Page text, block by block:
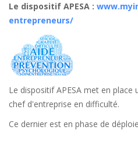
Le dispositif APESA :
entrepreneurs/
Le dispositif APESA met en
chef d'entreprise en difficulté.
Ce dernier est en phase de